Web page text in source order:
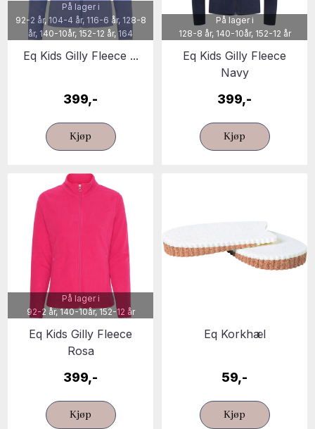
På lager i
92-2 år, 104-4 år, 116-6 år, 128-8
år, 140-10år, 152-12 år, 164
Eq Kids Gilly Fleece ...
399,-
Kjøp
På lager i
128-8 år, 140-10år, 152-12 år
Eq Kids Gilly Fleece
Navy
399,-
Kjøp
På lager i
92-2 år, 140-10år, 152-12 år
Eq Kids Gilly Fleece
Rosa
399,-
Kjøp
Eq Korkhæl
59,-
Kjøp